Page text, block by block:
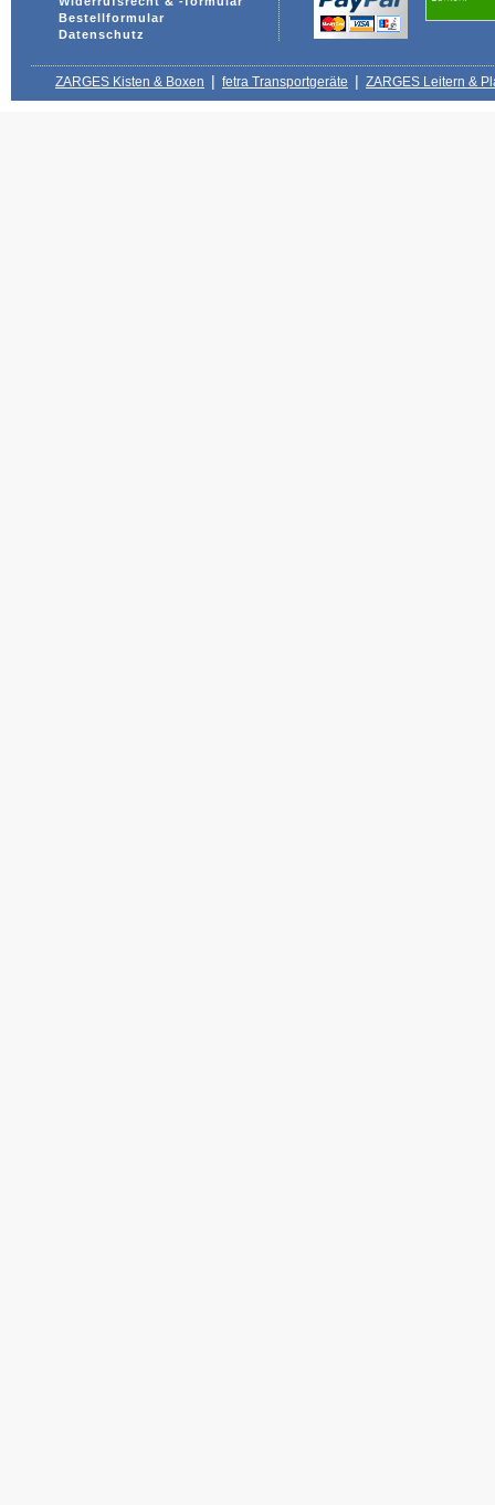
Bestellformular
Datenschutz
ZARGES Kisten & Boxen | fetra Transportgeräte | ZARGES Leitern &